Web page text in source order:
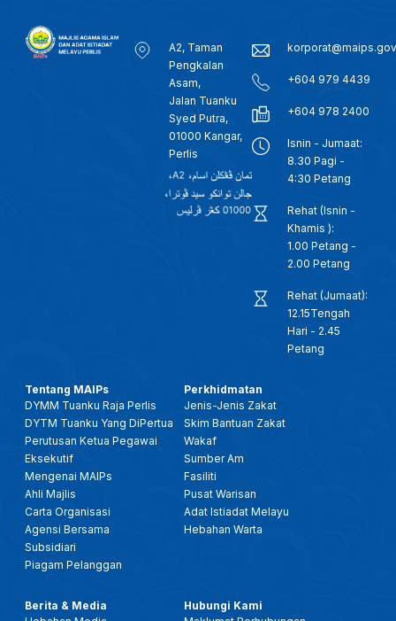
A2, Taman
Pengkalan
Asam,
Jalan Tuanku
Syed Putra,
01000 Kangar,
Perlis
+604 979 4439
+604 978 2400
Isnin - Jumaat:
8.30 Pagi -
4:30 Petang
Rehat (Isnin -
Khamis ):
1.00 Petang -
2.00 Petang
Rehat (Jumaat):
12.15Tengah
Hari - 2.45
Petang
Tentang MAIPs
DYMM Tuanku Raja Perlis
DYTM Tuanku Yang DiPertua
Perutusan Ketua Pegawai
Eksekutif
Mengenai MAIPs
Ahli Majlis
Carta Organisasi
Agensi Bersama
Subsidiari
Piagam Pelanggan
Perkhidmatan
Jenis-Jenis Zakat
Skim Bantuan Zakat
Wakaf
Sumber Am
Fasiliti
Pusat Warisan
Adat Istiadat Melayu
Hebahan Warta
Berita & Media
Hubungi Kami